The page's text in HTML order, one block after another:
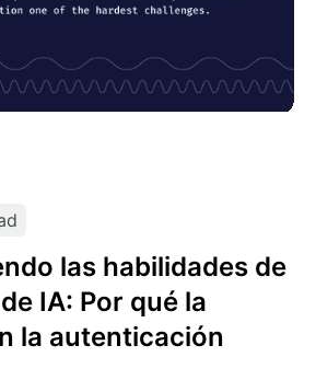
las habilidades de
IA: Por qué la
la autenticación